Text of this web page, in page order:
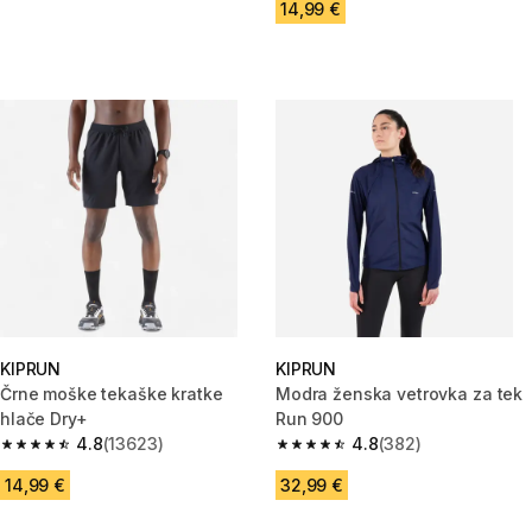
14,99 €
KIPRUN
Črne moške tekaške kratke
hlače Dry+
4.8
4.8 od 5 zvezdic from 13623 ocene
(13623)
14,99 €
KIPRUN
Modra ženska vetrovka za tek
Run 900
4.8
4.8 od 5 zvezdic from 382
(382)
32,99 €